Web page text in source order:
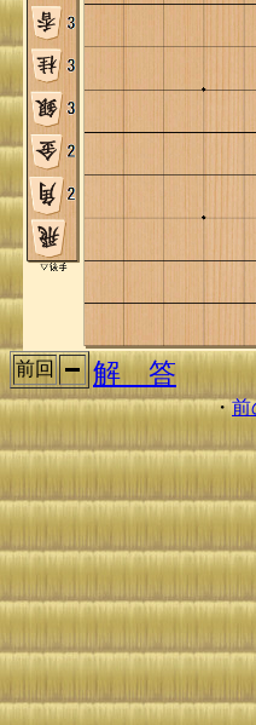
前回 解 答
・前